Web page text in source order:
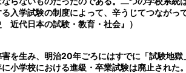
入学試験の制度によって、辛うじてつながっ
代日本の試験・教育・社会』）
を生み、明治20年ごろにはすでに「試験地獄
小学校における進級・卒業試験は廃止された